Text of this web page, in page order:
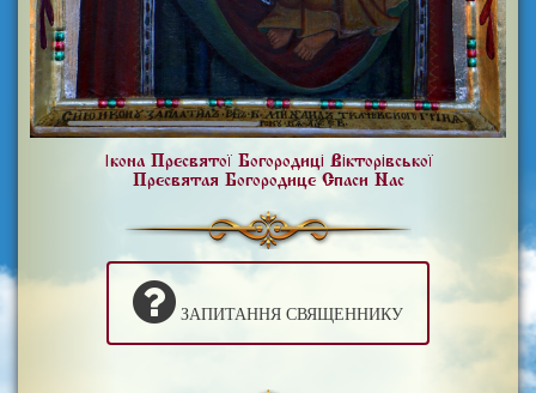
Ікона Пресвятої Богородиці Вікторівської
Пресвятая Богородице Спаси Нас
ЗАПИТАННЯ СВЯЩЕННИКУ